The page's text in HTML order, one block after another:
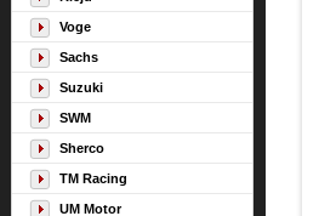
Voge
Sachs
Suzuki
SWM
Sherco
TM Racing
UM Motor